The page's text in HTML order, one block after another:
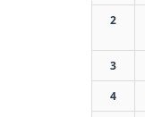
2
3
4